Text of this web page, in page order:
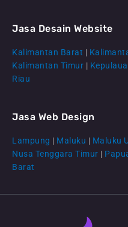
CS
Jasa Desain Website
Kalimantan Barat |
Kalimantan Timur |
Riau
Jasa Web Design
Lampung | Maluku | Maluku
Nusa Tenggara Timur |
Barat